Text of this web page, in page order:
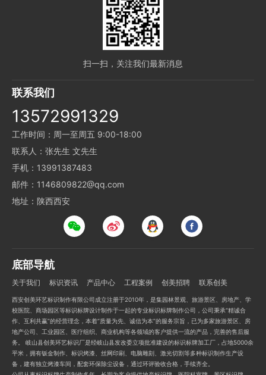
扫一扫，关注我们最新消息
联系我们
13572991329
工作时间：周一至周五 9:00-18:00
联系人：张先生 文先生
手机：13991387483
邮件：1146809822@qq.com
地址：陕西西安
底部导航
关于我们 标识资讯 产品中心 工程案例 创美招聘 联系创美
西安创美环艺标识制作有限公司成立注册于2010年，是集园林景观、旅游景区、房地产、学
校医院、商场园区等标识标牌设计制作于一起的专业标识标牌制作公司，公司秉承“精诚合
作、互利共赢”的经营理念，本着“质量为先、诚信为本”的服务宗旨，已为多家旅游景区、房
地产公司、工业园区、医疗组织、商业机构等各领域的客户提供一流的产品，完善的售后服
务。 岐山县创美环艺标识厂是经岐山县发改委立项批准建设的标识标牌加工厂，占地5000余
平米，拥有钣金制作、标识烤漆、丝网印刷、电脑雕刻、激光切割等多种标识制作生产设
备，建有独立烤漆车间，配套环保除尘设备，通过环评验收合格，手续齐全。